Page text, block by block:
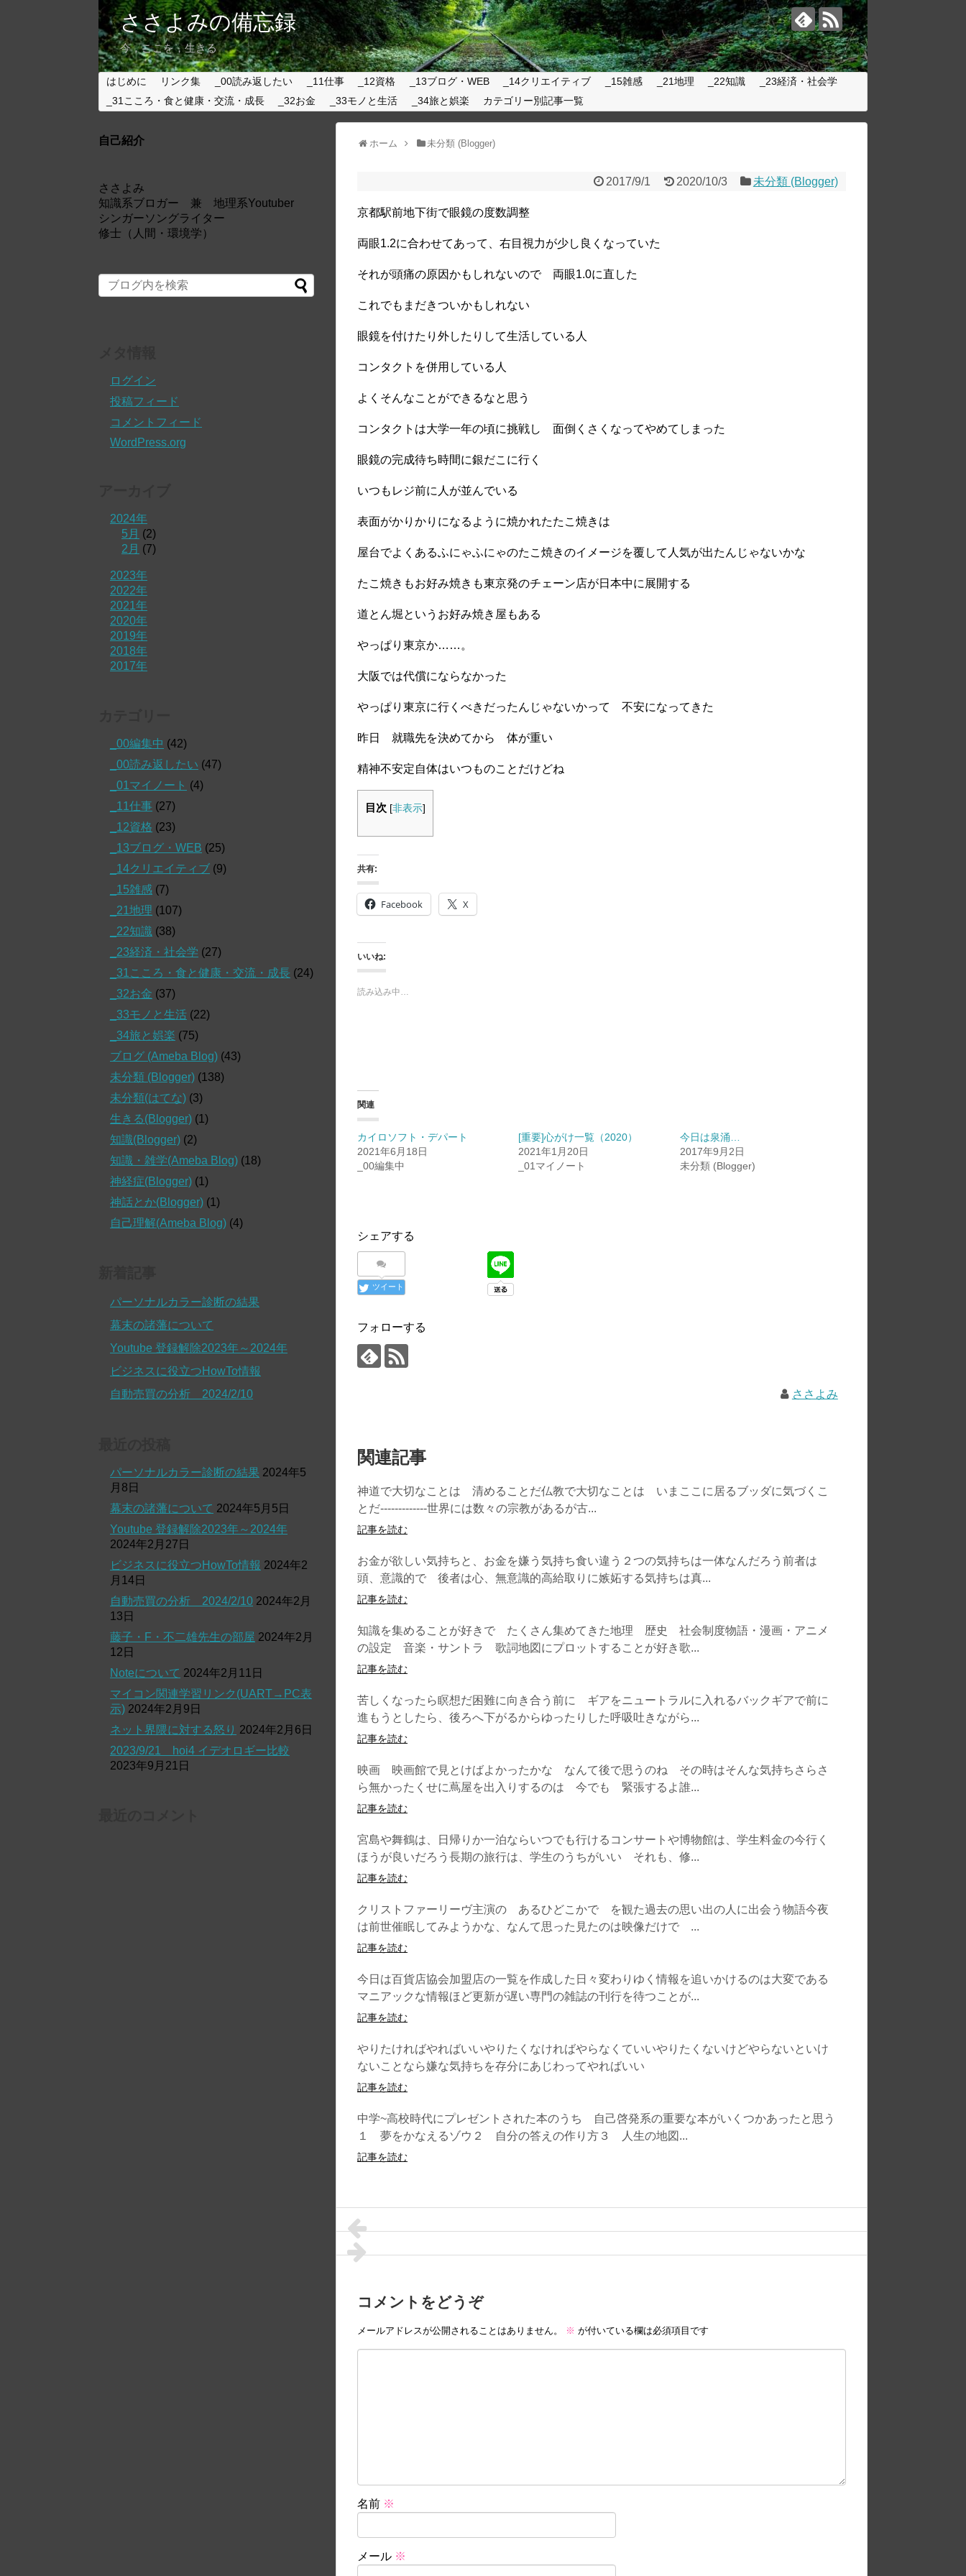
ささよみの備忘録
今，ここを，生きる
はじめに リンク集 _00読み返したい _11仕事 _12資格 _13ブログ・WEB _14クリエイティブ _15雑感 _21地理 _22知識
_23経済・社会学
_31こころ・食と健康・交流・成長
_32お金 _33モノと生活 _34旅と娯楽 カテゴリー別記事一覧
ホーム 未分類 (Blogger)
2017/9/1 2020/10/3 未分類 (Blogger)
京都駅前地下街で眼鏡の度数調整
両眼1.2に合わせてあって、右目視力が少し良くなっていた
それが頭痛の原因かもしれないので 両眼1.0に直した
これでもまだきついかもしれない
眼鏡を付けたり外したりして生活している人
コンタクトを併用している人
よくそんなことができるなと思う
コンタクトは大学一年の頃に挑戦し 面倒くさくなってやめてしまった
眼鏡の完成待ち時間に銀だこに行く
いつもレジ前に人が並んでいる
表面がかりかりになるように焼かれたたこ焼きは
屋台でよくあるふにゃふにゃのたこ焼きのイメージを覆して人気が出たんじゃないかな
たこ焼きもお好み焼きも東京発のチェーン店が日本中に展開する
道とん堀というお好み焼き屋もある
やっぱり東京か……。
大阪では代償にならなかった
やっぱり東京に行くべきだったんじゃないかって 不安になってきた
昨日 就職先を決めてから 体が重い
精神不安定自体はいつものことだけどね
目次 [非表示]
共有:
Facebook X
いいね:
読み込み中…
関連
カイロソフト・デパート
2021年6月18日
_00編集中
[重要]心がけ一覧（2020）
2021年1月20日
_01マイノート
今日は泉涌…
2017年9月2日
未分類 (Blogger)
シェアする
ツイート
フォローする
ささよみ
関連記事
神道で大切なことは 清めることだ仏教で大切なことは いまここに居るブッダに気づくこ
とだ-------------世界には数々の宗教があるが古...
記事を読む
お金が欲しい気持ちと、お金を嫌う気持ち食い違う２つの気持ちは一体なんだろう前者は
頭、意識的で 後者は心、無意識的高給取りに嫉妬する気持ちは真...
記事を読む
知識を集めることが好きで たくさん集めてきた地理 歴史 社会制度物語・漫画・アニメ
の設定 音楽・サントラ 歌詞地図にプロットすることが好き歌...
記事を読む
苦しくなったら瞑想だ困難に向き合う前に ギアをニュートラルに入れるバックギアで前に
進もうとしたら、後ろへ下がるからゆったりした呼吸吐きながら...
記事を読む
映画 映画館で見とけばよかったかな なんて後で思うのね その時はそんな気持ちさらさ
ら無かったくせに蔦屋を出入りするのは 今でも 緊張するよ誰...
記事を読む
宮島や舞鶴は、日帰りか一泊ならいつでも行けるコンサートや博物館は、学生料金の今行く
ほうが良いだろう長期の旅行は、学生のうちがいい それも、修...
記事を読む
クリストファーリーヴ主演の あるひどこかで を観た過去の思い出の人に出会う物語今夜
は前世催眠してみようかな、なんて思った見たのは映像だけで ...
記事を読む
今日は百貨店協会加盟店の一覧を作成した日々変わりゆく情報を追いかけるのは大変である
マニアックな情報ほど更新が遅い専門の雑誌の刊行を待つことが...
記事を読む
やりたければやればいいやりたくなければやらなくていいやりたくないけどやらないといけ
ないことなら嫌な気持ちを存分にあじわってやればいい
記事を読む
中学~高校時代にプレゼントされた本のうち 自己啓発系の重要な本がいくつかあったと思う
１ 夢をかなえるゾウ２ 自分の答えの作り方３ 人生の地図...
記事を読む
コメントをどうぞ
メールアドレスが公開されることはありません。 ※ が付いている欄は必須項目です
名前 ※
メール ※
自己紹介
ささよみ
知識系ブロガー 兼 地理系Youtuber
シンガーソングライター
修士（人間・環境学）
ログイン
投稿フィード
コメントフィード
WordPress.org
2024年
5月 (2)
2月 (7)
2023年
2022年
2021年
2020年
2019年
2018年
2017年
_00編集中 (42)
_00読み返したい (47)
_01マイノート (4)
_11仕事 (27)
_12資格 (23)
_13ブログ・WEB (25)
_14クリエイティブ (9)
_15雑感 (7)
_21地理 (107)
_22知識 (38)
_23経済・社会学 (27)
_31こころ・食と健康・交流・成長 (24)
_32お金 (37)
_33モノと生活 (22)
_34旅と娯楽 (75)
ブログ (Ameba Blog) (43)
未分類 (Blogger) (138)
未分類(はてな) (3)
生きる(Blogger) (1)
知識(Blogger) (2)
知識・雑学(Ameba Blog) (18)
神経症(Blogger) (1)
神話とか(Blogger) (1)
自己理解(Ameba Blog) (4)
パーソナルカラー診断の結果
幕末の諸藩について
Youtube 登録解除2023年～2024年
ビジネスに役立つHowTo情報
自動売買の分析 2024/2/10
パーソナルカラー診断の結果 2024年5
月8日
幕末の諸藩について 2024年5月5日
Youtube 登録解除2023年～2024年
2024年2月27日
ビジネスに役立つHowTo情報 2024年2
月14日
自動売買の分析 2024/2/10 2024年2月
13日
藤子・F・不二雄先生の部屋 2024年2月
12日
Noteについて 2024年2月11日
マイコン関連学習リンク(UART→PC表
示) 2024年2月9日
ネット界隈に対する怒り 2024年2月6日
2023/9/21 hoi4 イデオロギー比較
2023年9月21日